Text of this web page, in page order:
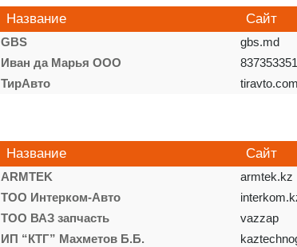
Название Сайт
GBS
gbs.md
Иван да Марья ООО
ТирАвто tiravto.com
Название Сайт
ARMTEK
armtek.kz
ТОО Интерком-Авто
ТОО ВАЗ запчасть
vazzap
ИП “КТГ” Махметов Б.Б.